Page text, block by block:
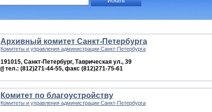
Архивный комитет Санкт-Петербурга
Комитеты и управления администрации Санкт-Петербурга
191015, Санкт-Петербург, Таврическая ул., 39
тел.: (812)271-44-55, факс (812)271-75-61
Комитет по благоустройству
Комитеты и управления администрации Санкт-Петербурга